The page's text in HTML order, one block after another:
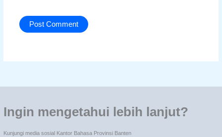
Ingin mengetahui lebih lanjut?
Kunjungi media sosial Kantor Bahasa Provinsi Banten